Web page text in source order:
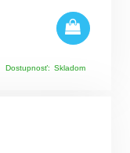
Dostupnosť: Skladom